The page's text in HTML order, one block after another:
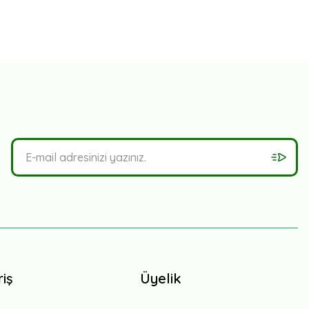
Üyelik